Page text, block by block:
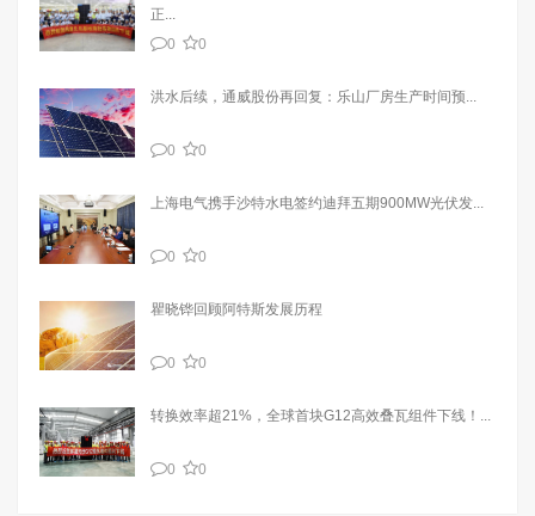
正...
0
0
洪水后续，通威股份再回复：乐山厂房生产时间预...
0 0
上海电气携手沙特水电签约迪拜五期900MW光伏发...
0 0
瞿晓铧回顾阿特斯发展历程
0 0
转换效率超21%，全球首块G12高效叠瓦组件下线！...
0 0